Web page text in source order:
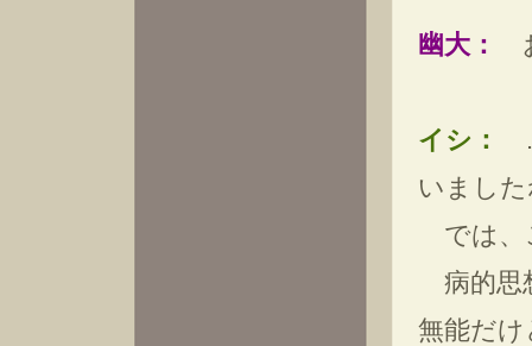
幽大：
イシ：
いまし
では、
病的思
無能だ